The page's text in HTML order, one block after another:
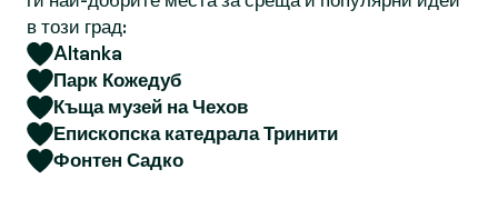
в този град:
Altanka
Парк Кожедуб
Къща музей на Чехов
Епископска катедрала Тринити
Фонтен Садко